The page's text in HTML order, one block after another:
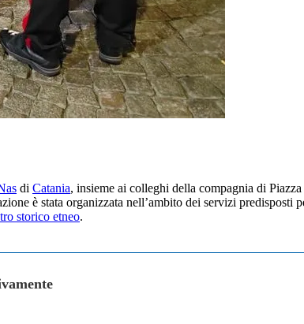
di Catania, insieme ai colleghi della compagnia di
è stata organizzata nell’ambito dei servizi predisposti
storico etneo.